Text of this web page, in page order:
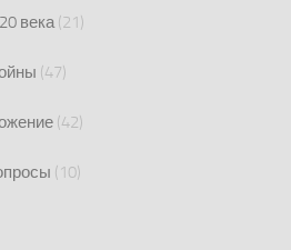
века (21)
(47)
(42)
(10)